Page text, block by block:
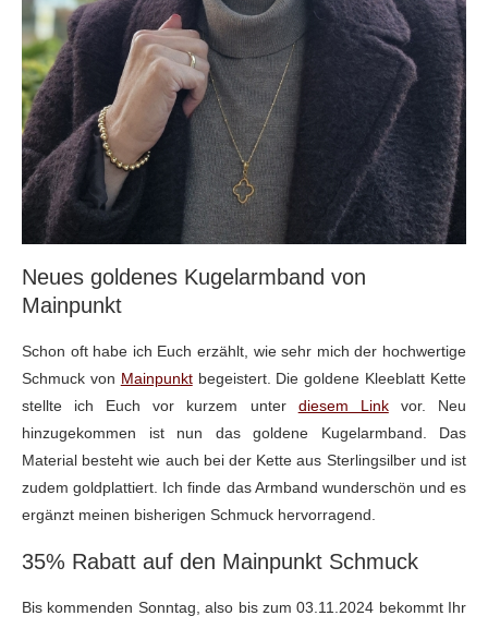
Neues goldenes Kugelarmband von
Mainpunkt
Schon oft habe ich Euch erzählt, wie sehr mich der hochwertige
Schmuck von Mainpunktbegeistert. Die goldene Kleeblatt Kette
stellte ich Euch vor kurzem unter diesem Linkvor. Neu
hinzugekommen ist nun das goldene Kugelarmband. Das
Material besteht wie auch bei der Kette aus Sterlingsilber und ist
zudem goldplattiert. Ich finde das Armband wunderschön und es
ergänzt meinen bisherigen Schmuck hervorragend.
35% Rabatt auf den Mainpunkt Schmuck
Bis kommenden Sonntag, also bis zum 03.11.2024 bekommt Ihr